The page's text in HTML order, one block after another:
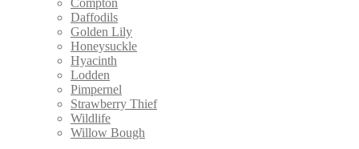
Compton
Daffodils
Golden Lily
Honeysuckle
Hyacinth
Lodden
Pimpernel
Strawberry Thief
Wildlife
Willow Bough